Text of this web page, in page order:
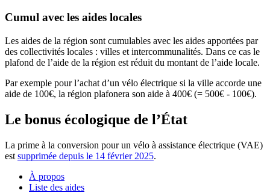
Cumul avec les aides locales
Les aides de la région sont cumulables avec les aides apportées par
des collectivités locales : villes et intercommunalités. Dans ce cas le
plafond de l’aide de la région est réduit du montant de l’aide locale.
Par exemple pour l’achat d’un vélo électrique si la ville accorde une
aide de 100€, la région plafonera son aide à 400€ (= 500€ - 100€).
Le bonus écologique de l’État
La prime à la conversion pour un vélo à assistance électrique (VAE)
est supprimée depuis le 14 février 2025.
À propos
Liste des aides